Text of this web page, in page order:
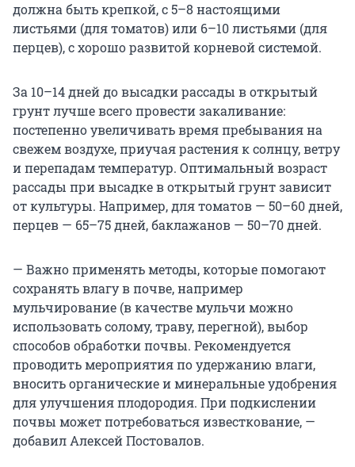
должна быть крепкой, с 5–8 настоящими
листьями (для томатов) или 6–10 листьями (для
перцев), с хорошо развитой корневой системой.
За 10–14 дней до высадки рассады в открытый
грунт лучше всего провести закаливание:
постепенно увеличивать время пребывания на
свежем воздухе, приучая растения к солнцу, ветру
и перепадам температур. Оптимальный возраст
рассады при высадке в открытый грунт зависит
от культуры. Например, для томатов — 50–60 дней,
перцев — 65–75 дней, баклажанов — 50–70 дней.
— Важно применять методы, которые помогают
сохранять влагу в почве, например
мульчирование (в качестве мульчи можно
использовать солому, траву, перегной), выбор
способов обработки почвы. Рекомендуется
проводить мероприятия по удержанию влаги,
вносить органические и минеральные удобрения
для улучшения плодородия. При подкислении
почвы может потребоваться известкование, —
добавил Алексей Постовалов.